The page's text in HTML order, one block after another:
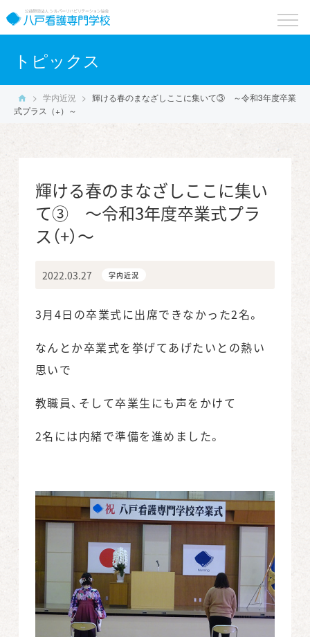
toggle
トピックス
> 学内近況 > 輝ける春のまなざしここに集いて③ ～令和3年度卒業
式プラス（+）～
輝ける春のまなざしここに集い
て③ ～令和3年度卒業式プラ
ス（+）～
2022.03.27 学内近況
3月4日の卒業式に出席できなかった2名。
なんとか卒業式を挙げてあげたいとの熱い
思いで
教職員、そして卒業生にも声をかけて
2名には内緒で準備を進めました。